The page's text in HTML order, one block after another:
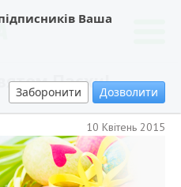
Ваша
Заборонити Дозволити
Пасхи!
10 Квітень 2015